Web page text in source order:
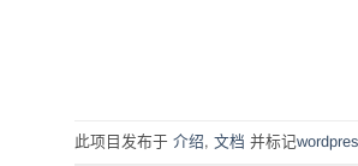
此项目发布于 介绍, 文档 并标记